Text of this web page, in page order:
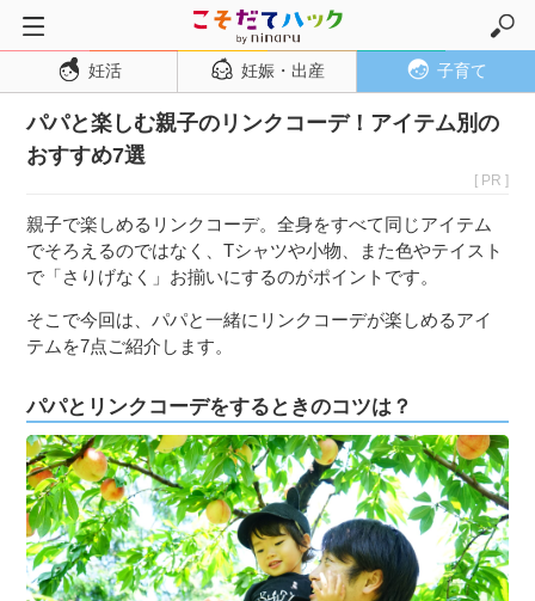
トップページ
妊活
妊娠・出産
妊娠初期
妊娠中期
妊娠後期
子育て・育児
０歳児
１歳児
２歳児
３〜６歳児
妊活 妊娠・出産 子育て
パパと楽しむ親子のリンクコーデ！アイテム別の
おすすめ7選
[ PR ]
親子で楽しめるリンクコーデ。全身をすべて同じアイテム
でそろえるのではなく、Tシャツや小物、また色やテイスト
で「さりげなく」お揃いにするのがポイントです。
そこで今回は、パパと一緒にリンクコーデが楽しめるアイ
テムを7点ご紹介します。
パパとリンクコーデをするときのコツは？